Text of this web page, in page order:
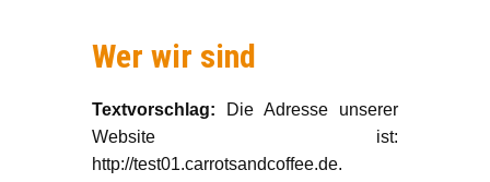
Wer wir sind
Textvorschlag:
Die Adresse unserer
Website ist:
http://test01.carrotsandcoffee.de.